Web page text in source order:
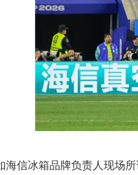
海信冰箱品牌负责人现场